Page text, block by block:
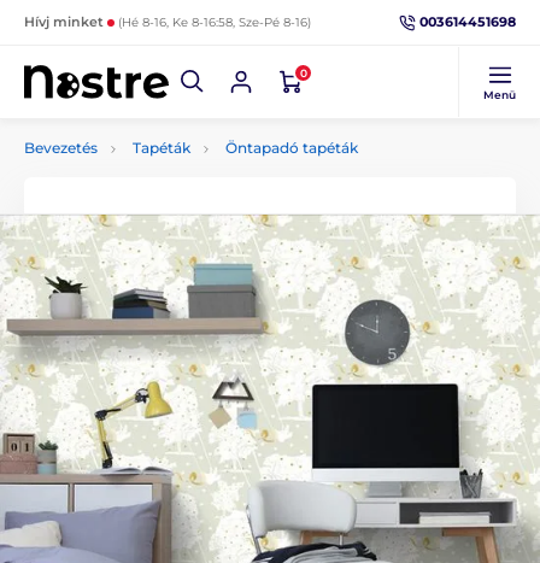
Hívj minket (Hé 8-16, Ke 8-16:58, Sze-Pé 8-16) 003614451698
0
Menü
Bevezetés Tapéták Öntapadó tapéták